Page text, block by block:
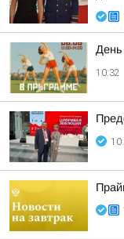
День
10:32